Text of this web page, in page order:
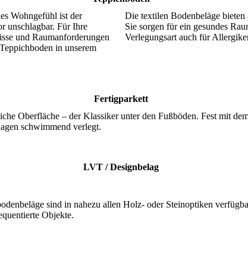
Wohngefühl ist der
unschlagbar. Für Ihre
und Raumanforde­rungen
in unserem
Die textilen Bodenbeläge bieten
Sie sorgen für ein gesundes
Verlegungsart auch für
Fertigparkett
Oberfläche – der Klassiker unter den Fußböden. Fest mit
schwimmend verlegt.
LVT / Designbelag
sind in nahe­zu allen Holz- oder Steinoptiken
Objekte.